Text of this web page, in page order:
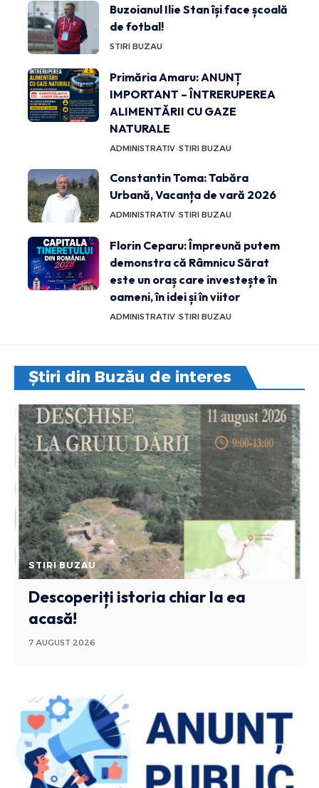
Buzoianul Ilie Stan își face școală
de fotbal!
STIRI BUZAU
Primăria Amaru: ANUNȚ
IMPORTANT – ÎNTRERUPEREA
ALIMENTĂRII CU GAZE
NATURALE
ADMINISTRATIV STIRI BUZAU
Constantin Toma: Tabăra
Urbană, Vacanța de vară 2026
ADMINISTRATIV STIRI BUZAU
Florin Ceparu: Împreună putem
demonstra că Râmnicu Sărat
este un oraș care investește în
oameni, în idei și în viitor
ADMINISTRATIV STIRI BUZAU
Știri din Buzău de interes
STIRI BUZAU
Descoperiți istoria chiar la ea
acasă!
7 AUGUST 2026